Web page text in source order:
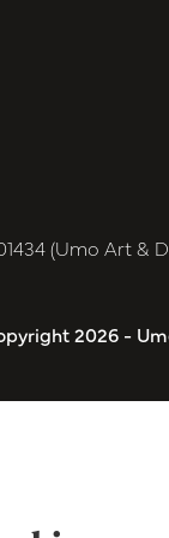
(Umo Art &
2026 -